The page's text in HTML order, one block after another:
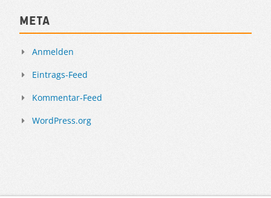
Meta
Anmelden
Eintrags-Feed
Kommentar-Feed
WordPress.org